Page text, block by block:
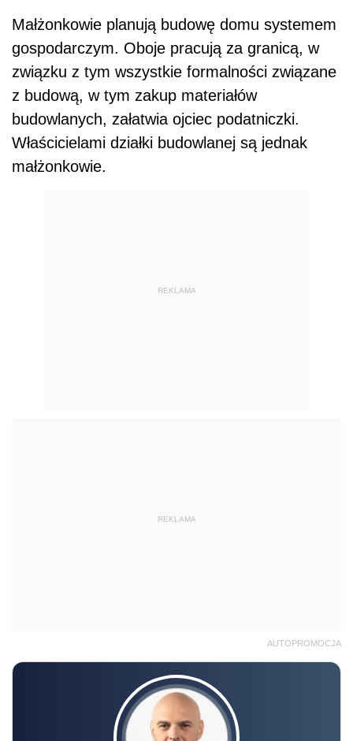
Małżonkowie planują budowę domu systemem
gospodarczym. Oboje pracują za granicą, w
związku z tym wszystkie formalności związane
z budową, w tym zakup materiałów
budowlanych, załatwia ojciec podatniczki.
Właścicielami działki budowlanej są jednak
małżonkowie.
REKLAMA
REKLAMA
AUTOPROMOCJA